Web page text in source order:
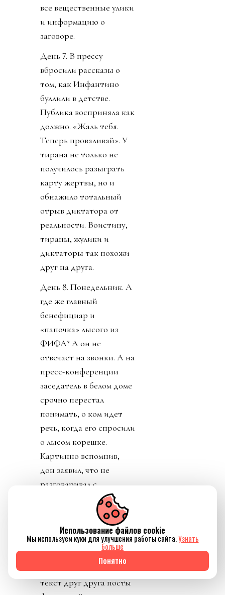
все вещественные улики
и информацию о
заговоре.
День 7. В прессу
вбросили рассказы о
том, как Инфантино
буллили в детстве.
Публика восприняла как
должно. «Жаль тебя.
Теперь проваливай». У
тирана не только не
получилось разыграть
карту жертвы, но и
обнажило тотальный
отрыв диктатора от
реальности. Воистину,
тираны, жулики и
диктаторы так похожи
друг на друга.
День 8. Понедельник. А
где же главный
бенефициар и
«папочка» лысого из
ФИФА? А он не
отвечает на звонки. А на
пресс-конференции
заседатель в белом доме
срочно перестал
понимать, о ком идет
речь, когда его спросили
о лысом корешке.
Картинно вспомнив,
дон заявил, что не
разговаривал с
Инфантино. Лишенный
благословения патрона,
скукожившийся до
размеров Волдеморта,
Джанни, скуля, начал
репостить копирующие
текст друг друга посты
Использование файлов cookie
Мы используем куки для улучшения работы сайта.Узнать
больше
Понятно